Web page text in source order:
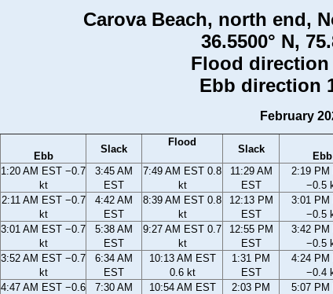
Carova Beach, north end,
36.5500° N,
Flood direction
Ebb direction
February
Ebb
Slack
Flood
Slack
Ebb
1:20 AM EST −0.7
kt
3:45 AM
EST
7:49 AM EST 0.8
kt
11:29 AM
EST
2:19 PM
−0.5
2:11 AM EST −0.7
kt
4:42 AM
EST
8:39 AM EST 0.8
kt
12:13 PM
EST
3:01 PM
−0.5
3:01 AM EST −0.7
kt
5:38 AM
EST
9:27 AM EST 0.7
kt
12:55 PM
EST
3:42 PM
−0.5
3:52 AM EST −0.7
kt
6:34 AM
EST
10:13 AM EST
0.6 kt
1:31 PM
EST
4:24 PM
−0.4
4:47 AM EST −0.6
7:30 AM
10:54 AM EST
2:03 PM
5:07 PM